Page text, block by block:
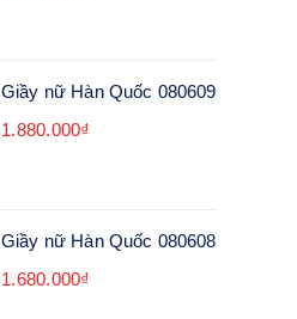
Giầy nữ Hàn Quốc 080609
1.880.000₫
Giầy nữ Hàn Quốc 080608
1.680.000₫